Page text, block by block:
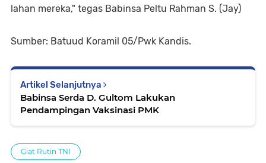
lahan mereka," tegas Babinsa Peltu Rahman S. (Jay)
Sumber: Batuud Koramil 05/Pwk Kandis.
Artikel Selanjutnya
Babinsa Serda D. Gultom Lakukan
Pendampingan Vaksinasi PMK
Giat Rutin TNI